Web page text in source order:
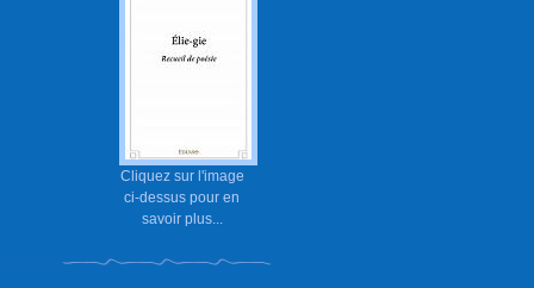
Cliquez sur l'image
ci-dessus pour en
savoir plus...